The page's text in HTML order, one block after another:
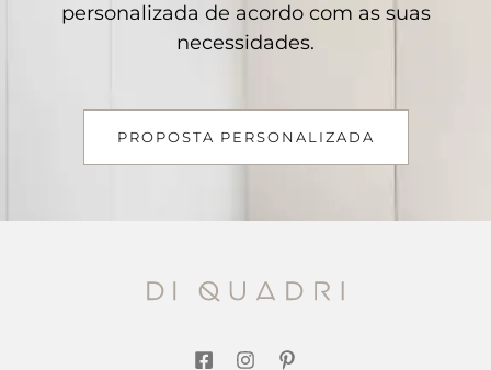
personalizada de acordo com as suas
necessidades.
PROPOSTA PERSONALIZADA